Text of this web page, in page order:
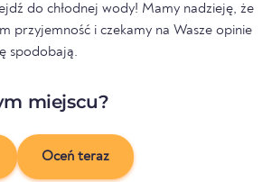
do chłodnej wody! Mamy nadzieję, że
przyjemność i czekamy na Wasze opinie
spodobają.
miejscu?
Oceń teraz